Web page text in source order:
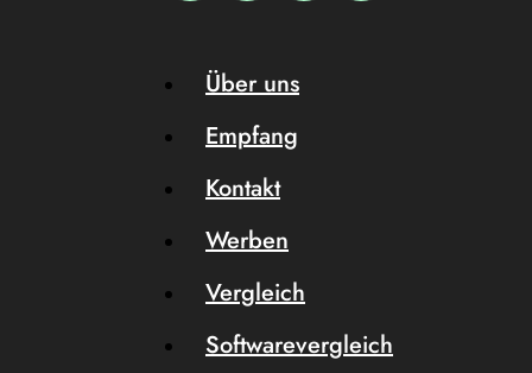
Über uns
Empfang
Kontakt
Werben
Vergleich
Softwarevergleich